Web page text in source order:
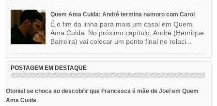
Quem Ama Cuida: André termina namoro com Carol
É o fim da linha para mais um casal em Quem
Ama Cuida. No próximo capítulo, André (Henrique
Barreira) vai colocar um ponto final no relaci...
POSTAGEM EM DESTAQUE
Otoniel se choca ao descobrir que Francesca é mãe de Joel em Quem
Ama Cuida